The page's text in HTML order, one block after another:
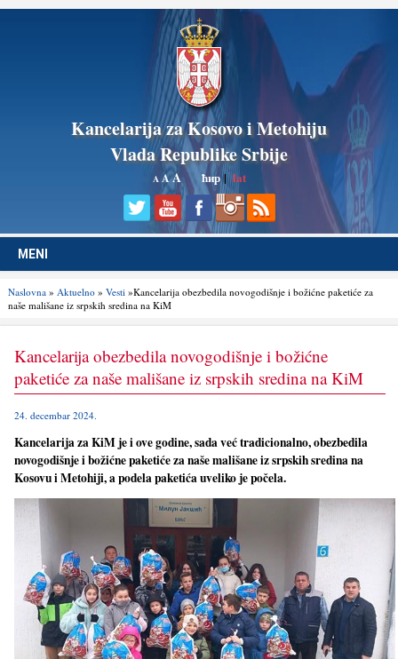
Kancelarija za Kosovo i Metohiju
Vlada Republike Srbije
A AA ћир|lat
MENI
Naslovna» Aktuelno» Vesti»Kancelarija obezbedila novogodišnje i božićne paketiće za
naše mališane iz srpskih sredina na KiM
Kancelarija obezbedila novogodišnje i božićne
paketiće za naše mališane iz srpskih sredina na KiM
24. decembar 2024.
Kancelarija za KiM je i ove godine, sada već tradicionalno, obezbedila
novogodišnje i božićne paketiće za naše mališane iz srpskih sredina na
Kosovu i Metohiji, a podela paketića uveliko je počela.